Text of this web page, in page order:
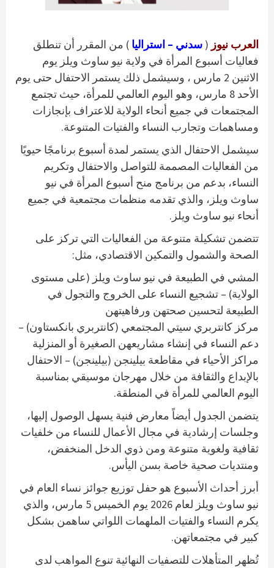
العرب نيوز ( سدني – استراليا ) من المقرر أن تنطلق
فعاليات أسبوع المرأة في ولاية نيو ساوث ويلز يوم
الاثنين 2 مارس ، وسيشمل ذلك يستمر الاحتفال حتى يوم
الأحد 8 مارس، وهو اليوم العالمي للمرأة، حيث تجتمع
المجتمعات في جميع أنحاء الولاية للاعتراف بإنجازات
ومساهمات وتجارب النساء والفتيات المتنوعة.
سيشمل الاحتفال الذي يستمر لمدة أسبوع برنامجًا حيويًا
من الفعاليات المصممة للتواصل والاحتفال وتكريم
النساء، بدعم من برنامج منح أسبوع المرأة في نيو
ساوث ويلز، والذي تقدمه منظمات مجتمعية في جميع
أنحاء نيو ساوث ويلز.
تتضمن تشكيلة متنوعة من الفعاليات التي تركز على
الصحة والشمول والتمكين الاقتصادي، مثل:
المشي في الطبيعة في نيو ساوث ويلز (على مستوى
الولاية) – تشجيع النساء على الخروج والتجول في
الطبيعة لتحسين صحتهن ورفاهيتهن
مركز كانتربري سيتي المجتمعي (كانتربري بانكستاون) –
دعم النساء في إنشاء مشاريعهن الصغيرة أو المنزلية
مراكز الأحياء في مقاطعة بيلينجن (بيلينجن) – الاحتفال
بالإبداع والثقافة من خلال مهرجان موسيقي بمناسبة
اليوم العالمي للمرأة في المنطقة.
يتضمن الجدول أيضاً معارض فنية يسهل الوصول إليها،
وجلسات إرشادية في مجال الأعمال للنساء من خلفيات
ثقافية ولغوية متنوعة ومن ذوي الدخل المنخفض،
ومنتديات صحية خاصة بسن اليأس.
أبرز أحداث الأسبوع هو حفل توزيع جوائز نساء العام في
نيو ساوث ويلز لعام 2026 يوم الخميس 5 مارس، والذي
يكرم النساء والفتيات الملهمات اللواتي ساهمن بشكل
كبير في مجتمعاتهن.
تُظهر المتأهلات للتصفيات النهائية تنوع المواهب لدى